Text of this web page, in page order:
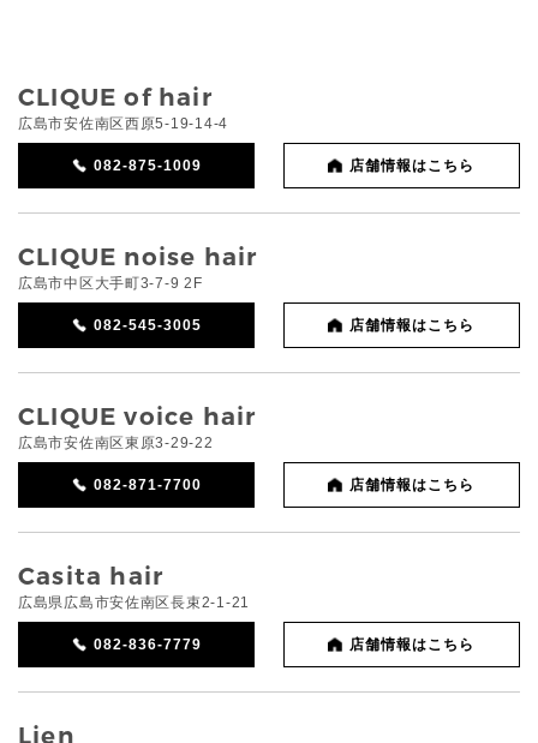
CLIQUE of hair
広島市安佐南区西原5-19-14-4
082-875-1009 店舗情報はこちら
CLIQUE noise hair
広島市中区大手町3-7-9 2F
082-545-3005 店舗情報はこちら
CLIQUE voice hair
広島市安佐南区東原3-29-22
082-871-7700 店舗情報はこちら
Casita hair
広島県広島市安佐南区長束2-1-21
082-836-7779 店舗情報はこちら
Lien